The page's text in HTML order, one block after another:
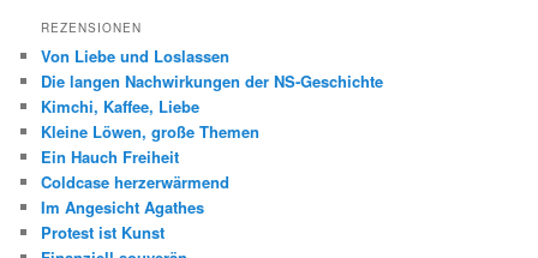
REZENSIONEN
Von Liebe und Loslassen
Die langen Nachwirkungen der NS-Geschichte
Kimchi, Kaffee, Liebe
Kleine Löwen, große Themen
Ein Hauch Freiheit
Coldcase herzerwärmend
Im Angesicht Agathes
Protest ist Kunst